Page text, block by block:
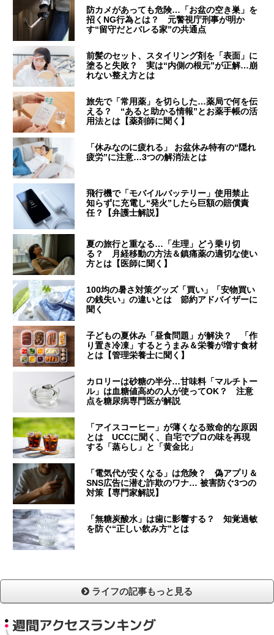
防カメがあっても危険…「お盆の空き巣」を
招くNG行為とは？ 元警視庁刑事が明か
す“留守だとバレる家”の共通点
前髪のセット、スタイリング剤を「表面」に
塗ると失敗？ 実は“内側の根元”が正解…崩
れない整え方とは
旅先で「常用薬」を切らした…薬局で何を伝
える？ “あると助かる情報”とお薬手帳の活
用法とは【薬剤師に聞く】
「休みなのに疲れる」 お盆休み特有の“隠れ
疲労”に注意…3つの解消法とは
飛行機で「モバイルバッテリー」使用禁止
知らずに充電し“発火”したら巨額の賠償責
任？【弁護士解説】
夏の旅行と重なる…「生理」どう乗り切
る？ 月経移動の方法＆鎮痛薬の適切な使い
方とは【医師に聞く】
100均の暑さ対策グッズ「買い」「安物買い
の銭失い」の違いとは 節約アドバイザーに
聞く
子どもの夏休み「昼食問題」が解決？ 「作
り置き冷凍」するとうまみ＆栄養が増す食材
とは【管理栄養士に聞く】
カロリーは砂糖の半分…甘味料「マルチトー
ル」は血糖値高めの人が使ってOK？ 注意
点を糖尿病専門医が解説
「アイスコーヒー」が薄くなる致命的な原因
とは UCCに聞く、自宅でプロの味を再現
する「蒸らし」と「黄金比」
「電気代が安くなる」は危険？ 偽アプリ＆
SNS広告に潜む詐欺のワナ… 被害防ぐ3つの
対策【専門家解説】
「無糖炭酸水」は歯に影響する？ 知覚過敏
を防ぐ“正しい飲み方”とは
ライフの記事もっと見る
週間アクセスランキング